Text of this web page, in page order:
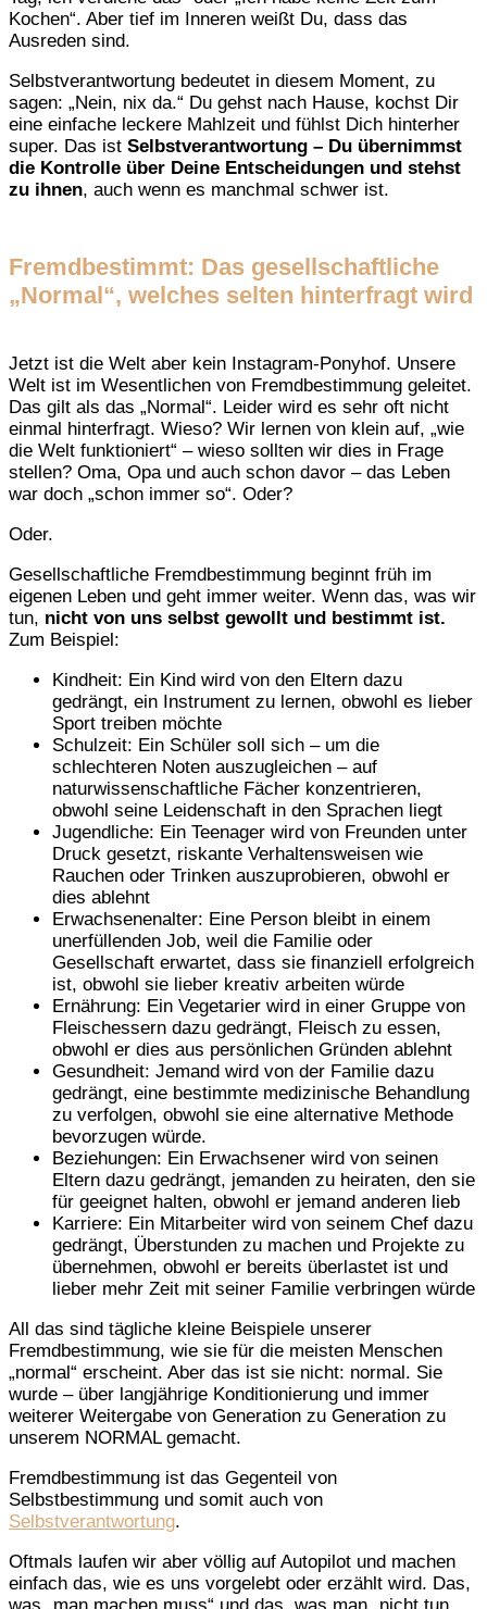
Kochen“. Aber tief im Inneren weißt Du, dass das
Ausreden sind.
Selbstverantwortung bedeutet in diesem Moment, zu
sagen: „Nein, nix da.“ Du gehst nach Hause, kochst Dir
eine einfache leckere Mahlzeit und fühlst Dich hinterher
super. Das ist Selbstverantwortung – Du übernimmst
die Kontrolle über Deine Entscheidungen und stehst
zu ihnen, auch wenn es manchmal schwer ist.
Fremdbestimmt: Das gesellschaftliche
„Normal“, welches selten hinterfragt wird
Jetzt ist die Welt aber kein Instagram-Ponyhof. Unsere
Welt ist im Wesentlichen von Fremdbestimmung geleitet.
Das gilt als das „Normal“. Leider wird es sehr oft nicht
einmal hinterfragt. Wieso? Wir lernen von klein auf, „wie
die Welt funktioniert“ – wieso sollten wir dies in Frage
stellen? Oma, Opa und auch schon davor – das Leben
war doch „schon immer so“. Oder?
Oder.
Gesellschaftliche Fremdbestimmung beginnt früh im
eigenen Leben und geht immer weiter. Wenn das, was wir
tun, nicht von uns selbst gewollt und bestimmt ist.
Zum Beispiel:
Kindheit: Ein Kind wird von den Eltern dazu
gedrängt, ein Instrument zu lernen, obwohl es lieber
Sport treiben möchte
Schulzeit: Ein Schüler soll sich – um die
schlechteren Noten auszugleichen – auf
naturwissenschaftliche Fächer konzentrieren,
obwohl seine Leidenschaft in den Sprachen liegt
Jugendliche: Ein Teenager wird von Freunden unter
Druck gesetzt, riskante Verhaltensweisen wie
Rauchen oder Trinken auszuprobieren, obwohl er
dies ablehnt
Erwachsenenalter: Eine Person bleibt in einem
unerfüllenden Job, weil die Familie oder
Gesellschaft erwartet, dass sie finanziell erfolgreich
ist, obwohl sie lieber kreativ arbeiten würde
Ernährung: Ein Vegetarier wird in einer Gruppe von
Fleischessern dazu gedrängt, Fleisch zu essen,
obwohl er dies aus persönlichen Gründen ablehnt
Gesundheit: Jemand wird von der Familie dazu
gedrängt, eine bestimmte medizinische Behandlung
zu verfolgen, obwohl sie eine alternative Methode
bevorzugen würde.
Beziehungen: Ein Erwachsener wird von seinen
Eltern dazu gedrängt, jemanden zu heiraten, den sie
für geeignet halten, obwohl er jemand anderen lieb
Karriere: Ein Mitarbeiter wird von seinem Chef dazu
gedrängt, Überstunden zu machen und Projekte zu
übernehmen, obwohl er bereits überlastet ist und
lieber mehr Zeit mit seiner Familie verbringen würde
All das sind tägliche kleine Beispiele unserer
Fremdbestimmung, wie sie für die meisten Menschen
„normal“ erscheint. Aber das ist sie nicht: normal. Sie
wurde – über langjährige Konditionierung und immer
weiterer Weitergabe von Generation zu Generation zu
unserem NORMAL gemacht.
Fremdbestimmung ist das Gegenteil von
Selbstbestimmung und somit auch von
Selbstverantwortung.
Oftmals laufen wir aber völlig auf Autopilot und machen
einfach das, wie es uns vorgelebt oder erzählt wird. Das,